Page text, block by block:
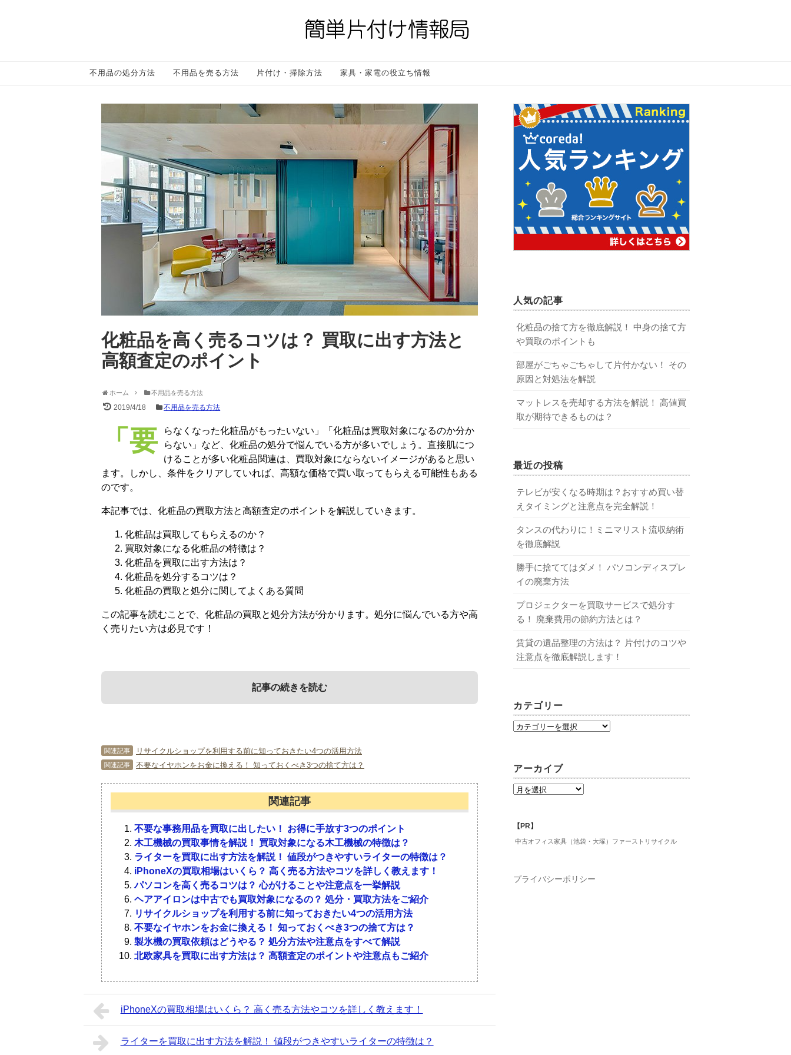
不用品の処分方法 不用品を売る方法 片付け・掃除方法 家具・家電の役立ち情報
化粧品を高く売るコツは？ 買取に出す方法と
高額査定のポイント
ホーム 不用品を売る方法
2019/4/18 不用品を売る方法
「要らなくなった化粧品がもったいない」「化粧品は買取対象になるのか分か
らない」など、化粧品の処分で悩んでいる方が多いでしょう。直接肌につ
けることが多い化粧品関連は、買取対象にならないイメージがあると思い
ます。しかし、条件をクリアしていれば、高額な価格で買い取ってもらえる可能性もある
のです。
本記事では、化粧品の買取方法と高額査定のポイントを解説していきます。
化粧品は買取してもらえるのか？
買取対象になる化粧品の特徴は？
化粧品を買取に出す方法は？
化粧品を処分するコツは？
化粧品の買取と処分に関してよくある質問
この記事を読むことで、化粧品の買取と処分方法が分かります。処分に悩んでいる方や高
く売りたい方は必見です！
記事の続きを読む
1．化粧品は買取してもらえるのか？
毎日化粧をする方にとっては必要不可欠な「化粧品」。しかし、途中で要らなくなった
り、もらったものを放置したりしていませんか？ その場合は、思いきって買取に出しち
ゃいましょう！
1-1．条件をクリアすれば買取対象に！？
「化粧品は買取対象にならない」と思いがちですが、買取対象になるものもあります。た
とえば、「まだまだ使えるもの」や「新品同然のもの」です。特に、未使用品の化粧品
は、買い取ってもらえる可能性が高いでしょう。査定を行う際も、まずはすでに使用した
ものなのか尋ねられます。未使用品かつ人気ブランドや注目されている化粧品なら、高く
売れる可能性もあるのです。
1-2．開封済みの化粧品は売れる？
使用済みの化粧品も、状態や業者によっては売れる可能性があります。絶対に買い取って
もらえるとは限りませんが、1度査定を依頼してみる価値はあるでしょう。実際に、使い
かけの化粧品や口紅を買い取っている業者があります。その業者は、買い取った化粧品を
3．化粧品を買取に出す方法は？
それでは、化粧品を買取に出す方法とそれぞれのメリット・デメリットについて解説しま
しょう。
3-1． 未使用品はリサイクルショップで売る
リサイクルショップでも、化粧品の買取を行っています。近くに店舗があれば、すぐに持
ち込み、査定してもらえるでしょう。しかし、いろいろな商品を扱っていることもあり、
適切な金額より安く買い取られる可能性があります。納得のいく金額にならない場合は、
ほかの方法で売ったほうがいいでしょう。
ただし、ほとんどのリサイクルショップでは、未使用品の化粧品が買取対象となっていま
す。すでに使用した化粧品の場合、買い取ってくれない可能性が高いので注意してくださ
いね。
3-2． 限定品やブランドコスメは中古化粧品専門ショップに売る
リサイクルショップでは適切な買取額を提示してくれない可能性がありますが、中古化粧
品専門ショップは違います。化粧品に詳しい店員が査定を行うため、より適切な金額を提
5．化粧品の買取と処分に関してよくある質問
化粧品の買取と処分に関してよくある質問を5つピックアップしてみました。
Q．何年前のものまで買取してもらえるのか？
A．購入から3年以上経過している化粧品は、劣化がすでに始まっているので買取不可に
なるでしょう。さらに、すでに開封しているものは劣化のスピードが速くなるため、3年
以内のものでも買い取ってもらえないことがあります。
Q．買い取ってもらえる残量の基準は？
A．店舗や業者によってバラバラですが、8割～半分以下のところが多く見られます。半
分以下の化粧品は買取不可になる可能性が高いでしょう。多くの場合、店舗のホームペー
ジなどに買取できない商品として記載されているので、1度確認してみてください。
Q．シャネルの化粧品はいくらで売れるのか知りたい
A．人それぞれ好みのブランドは異なるため、一概に査定額は○○と断言できません。あく
まで目安として、発売当初の金額から5～10%の価格で売れる可能性があります。たとえ
Q．空になったケースは売れるのか？
A．大好きなブランドのケースを買い取り、詰め替え用を補充して使っているという方が
います。そのため、空のケースでも人気ブランドでオシャレなデザインなら、ネットオー
関連記事 リサイクルショップを利用する前に知っておきたい4つの活用方法
関連記事 不要なイヤホンをお金に換える！ 知っておくべき3つの捨て方は？
関連記事
不要な事務用品を買取に出したい！ お得に手放す3つのポイント
木工機械の買取事情を解説！ 買取対象になる木工機械の特徴は？
ライターを買取に出す方法を解説！ 値段がつきやすいライターの特徴は？
iPhoneXの買取相場はいくら？ 高く売る方法やコツを詳しく教えます！
パソコンを高く売るコツは？ 心がけることや注意点を一挙解説
ヘアアイロンは中古でも買取対象になるの？ 処分・買取方法をご紹介
リサイクルショップを利用する前に知っておきたい4つの活用方法
不要なイヤホンをお金に換える！ 知っておくべき3つの捨て方は？
製氷機の買取依頼はどうやる？ 処分方法や注意点をすべて解説
北欧家具を買取に出す方法は？ 高額査定のポイントや注意点もご紹介
iPhoneXの買取相場はいくら？ 高く売る方法やコツを詳しく教えます！
ライターを買取に出す方法を解説！ 値段がつきやすいライターの特徴は？
人気の記事
化粧品の捨て方を徹底解説！ 中身の捨て方
や買取のポイントも
部屋がごちゃごちゃして片付かない！ その
原因と対処法を解説
マットレスを売却する方法を解説！ 高値買
取が期待できるものは？
最近の投稿
テレビが安くなる時期は？おすすめ買い替
えタイミングと注意点を完全解説！
タンスの代わりに！ミニマリスト流収納術
を徹底解説
勝手に捨ててはダメ！ パソコンディスプレ
イの廃棄方法
プロジェクターを買取サービスで処分す
る！ 廃棄費用の節約方法とは？
賃貸の遺品整理の方法は？ 片付けのコツや
注意点を徹底解説します！
カテゴリー
アーカイブ
【PR】
中古オフィス家具（池袋・大塚）ファーストリサイクル
プライバシーポリシー